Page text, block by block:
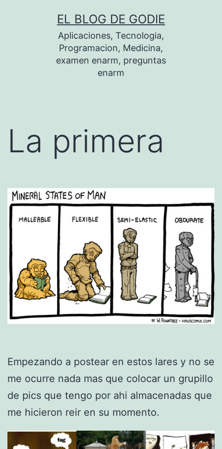
EL BLOG DE GODIE
Aplicaciones, Tecnologia,
Programacion, Medicina,
examen enarm, preguntas
enarm
La primera
Empezando a postear en estos lares y no se
me ocurre nada mas que colocar un grupillo
de pics que tengo por ahi almacenadas que
me hicieron reir en su momento.